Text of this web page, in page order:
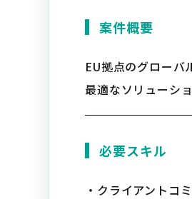
案件概要
EU拠点のグローバ
最適なソリューシ
必要スキル
・クライアントコ